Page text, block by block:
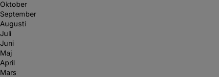
Oktober
September
Augusti
Juli
Juni
Maj
April
Mars